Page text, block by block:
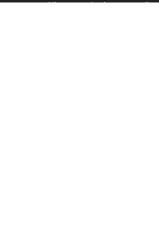
Kenapa Mobil Konvensional (ICE) Sulit